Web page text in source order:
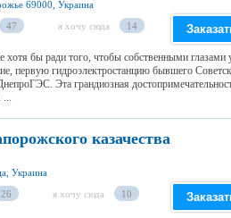
69000, Украина
47 я хочу сюда 14
хотя бы ради того, чтобы собственными глазами
первую гидроэлектростанцию ​​бывшего
Эта грандиозная
...
казачества
Украина
26 я хочу сюда 10